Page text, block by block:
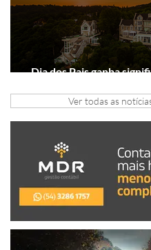
Dia dos Pais ganha
Ver todas as